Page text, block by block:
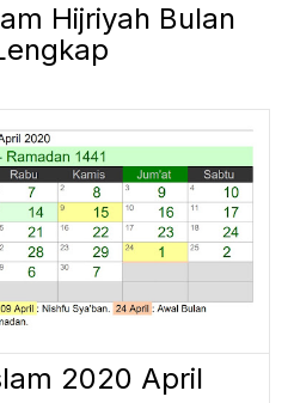
Hijriyah Bulan
2020 April